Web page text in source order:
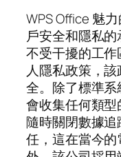
WPS Office 魅
戶安全和隱私
不受干擾的工
人隱私政策，
全。除了標準
會收集任何類
隨時關閉數據
任，這在當今